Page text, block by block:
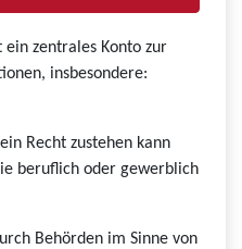
zentrales Konto zur
insbesondere:
Recht zustehen kann
beruflich oder gewerblich
Behörden im Sinne von